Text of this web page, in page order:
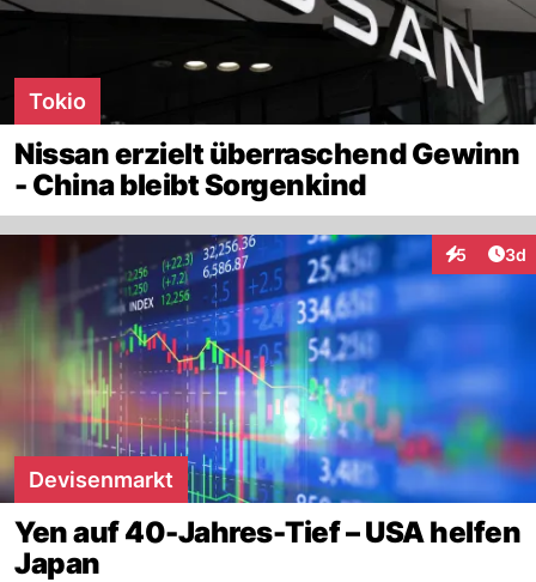
Tokio
Nissan erzielt überraschend Gewinn
- China bleibt Sorgenkind
5 3d
Devisenmarkt
Yen auf 40-Jahres-Tief – USA helfen
Japan